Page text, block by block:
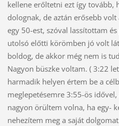
kellene erőltetni ezt így tovább,
dolognak, de aztán erősebb
egy 50-est, szóval lassítottam
utolsó előtti körömben jó volt
boldog, de akkor még nem is
Nagyon büszke voltam. ( 3:22
harmadik helyen értem be a
meglepetésemre 3:55-ös
nagyon örültem volna, ha egy-
nehezítem meg a saját